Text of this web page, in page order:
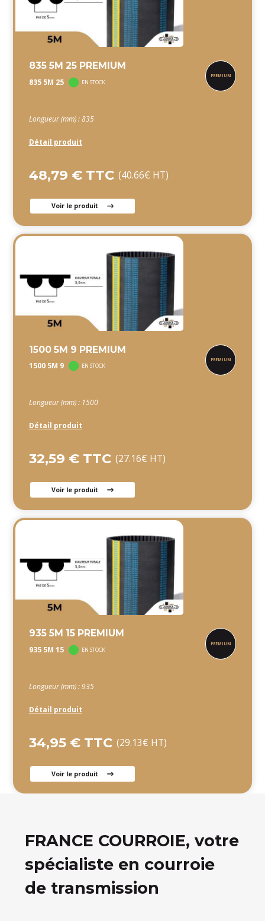
835 5M 25 PREMIUM
835 5M 25 EN STOCK
Longueur (mm) : 835
Détail produit
48,79 € TTC (40.66€ HT)
Voir le produit
1500 5M 9 PREMIUM
1500 5M 9 EN STOCK
Longueur (mm) : 1500
Détail produit
32,59 € TTC (27.16€ HT)
Voir le produit
935 5M 15 PREMIUM
935 5M 15 EN STOCK
Longueur (mm) : 935
Détail produit
34,95 € TTC (29.13€ HT)
Voir le produit
FRANCE COURROIE, votre
spécialiste en courroie
de transmission